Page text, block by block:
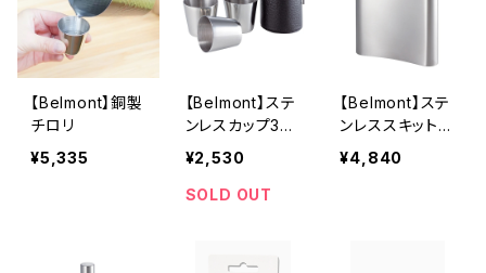
【Belmont】銅製
チロリ
¥5,335
【Belmont】ステ
ンレスカップ3P
革ケース付
¥2,530
SOLD OUT
【Belmont】ステ
ンレススキットル
200
¥4,840